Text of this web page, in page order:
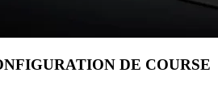
DE COURSE